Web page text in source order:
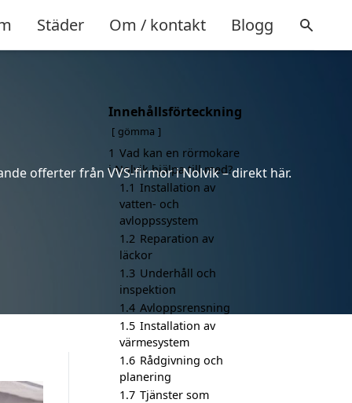
Städer Om / kontakt Blogg
offerter från VVS-firmor i Nolvik – direkt här.
Innehållsförteckning
gömma
1 Vad kan en rörmokare
i Nolvik hjälpa till med?
1.1 Installation av
vatten- och
avloppssystem
1.2 Reparation av
läckor
1.3 Underhåll och
inspektion
1.4 Avloppsrensning
1.5 Installation av
värmesystem
1.6 Rådgivning och
planering
1.7 Tjänster som